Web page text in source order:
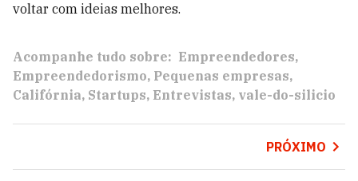
voltar com ideias melhores.
Acompanhe tudo sobre: Empreendedores
Empreendedorismo Pequenas empresas
Califórnia Startups Entrevistas vale-do-silicio
PRÓXIMO